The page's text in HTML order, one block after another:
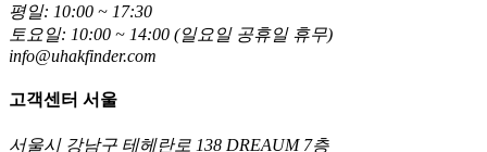
평일: 10:00 ~ 17:30
토요일: 10:00 ~ 14:00 (일요일 공휴일 휴무)
info@uhakfinder.com
고객센터 서울
서울시 강남구 테헤란로 138 DREAUM 7층